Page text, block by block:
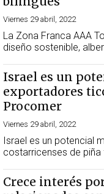
Viernes 29 abril, 2022
La Zona Franca AAA
diseño sostenible,
Israel es un
exportadores
Procomer
Viernes 29 abril, 2022
Israel es un potencial
costarricenses de piña
Crece interés